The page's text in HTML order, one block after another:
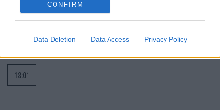
CONFIRM
Data Deletion Data Access Privacy Policy
Μάχη του Oriskany, μια ήττα με
18:01